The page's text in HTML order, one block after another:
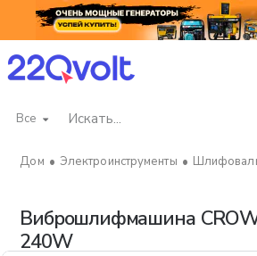
Все
Искать...
Виброшлифмашина
240W
Электроинструменты